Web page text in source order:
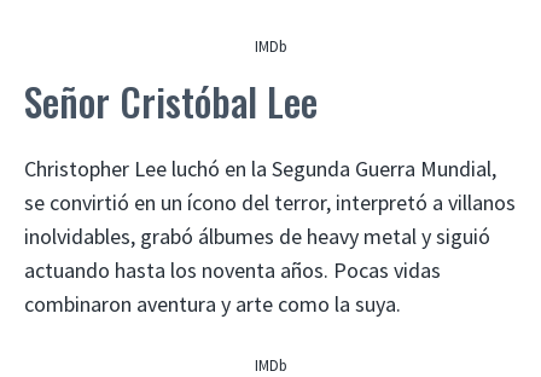
IMDb
Señor Cristóbal Lee
Christopher Lee luchó en la Segunda Guerra Mundial,
se convirtió en un ícono del terror, interpretó a villanos
inolvidables, grabó álbumes de heavy metal y siguió
actuando hasta los noventa años. Pocas vidas
combinaron aventura y arte como la suya.
IMDb